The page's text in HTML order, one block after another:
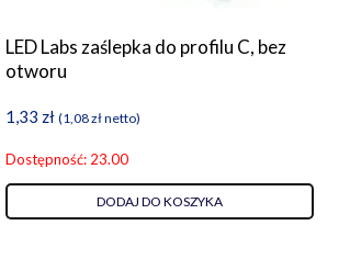
LED Labs zaślepka do profilu C, bez
otworu
1,33 zł (1,08złnetto)
Dostępność: 23.00
DODAJ DO KOSZYKA